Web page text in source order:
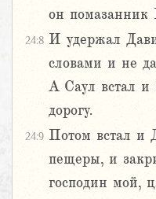
он помазанник
24:8 И удержал
словами и не
А Саул встал
дорогу.
24:9 Потом встал и
пещеры, и
господин мой,